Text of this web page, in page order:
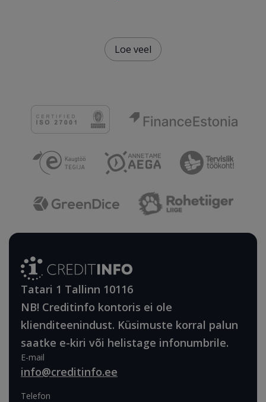
Loe veel
Tatari 1 Tallinn 10116
NB! Creditinfo kontoris ei ole
klienditeenindust. Küsimuste korral palun
saatke e-kiri või helistage infonumbrile.
E-mail
info@creditinfo.ee
Telefon